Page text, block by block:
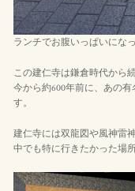
ランチでお腹いっぱいにな
この建仁寺は鎌倉時代から
今から約600年前に、あの
す。
建仁寺には双龍図や風神雷
中でも特に行きたかった場所